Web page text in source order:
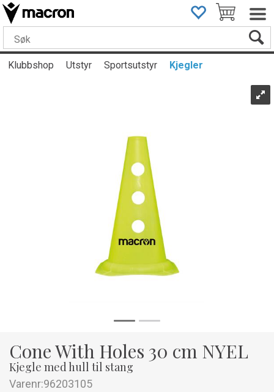
Klubbshop Utstyr Sportsutstyr Kjegler
Cone With Holes 30 cm NYEL
Kjegle med hull til stang
Varenr:96203105